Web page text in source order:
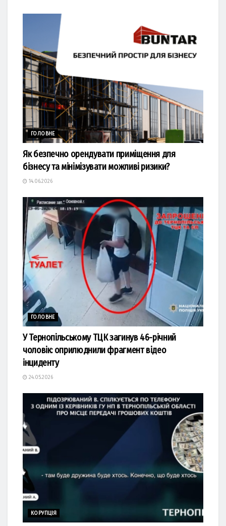
ГОЛОВНЕ
Як безпечно орендувати приміщення для
бізнесу та мінімізувати можливі ризики?
14.06.2026
ГОЛОВНЕ
У Тернопільському ТЦК загинув 46-річний
чоловік: оприлюднили фрагмент відео
інциденту
24.05.2026
КОРУПЦІЯ